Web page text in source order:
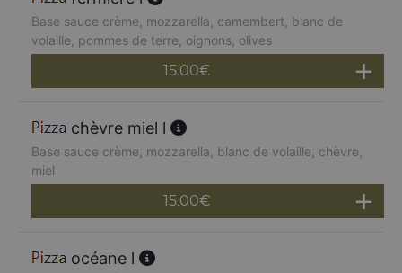
Base sauce crème, mozzarella, camembert, blanc de
volaille, pommes de terre, oignons, olives
15.00€
chèvre miel l
Base sauce crème, mozzarella, blanc de volaille, chèvre,
miel
15.00€
océane l